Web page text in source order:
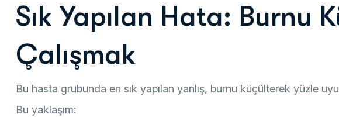
Sık Yapılan Hata: Burnu
Çalışmak
Bu hasta grubunda en sık yapılan yanlış, burnu küçülterek yüzle
Bu yaklaşım: